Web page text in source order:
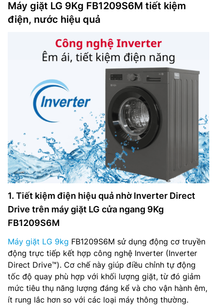
Máy giặt LG 9Kg FB1209S6M tiết kiệm
điện, nước hiệu quả
1. Tiết kiệm điện hiệu quả nhờ Inverter Direct
Drive trên máy giặt LG cửa ngang 9Kg
FB1209S6M
Máy giặt LG 9kg FB1209S6M sử dụng động cơ truyền
động trực tiếp kết hợp công nghệ Inverter (Inverter
Direct Drive™). Cơ chế này giúp điều chỉnh tự động
tốc độ quay phù hợp với khối lượng giặt, từ đó giảm
mức tiêu thụ năng lượng đáng kể và cho vận hành êm,
ít rung lắc hơn so với các loại máy thông thường.